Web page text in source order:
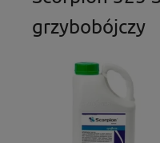
grzybobójczy